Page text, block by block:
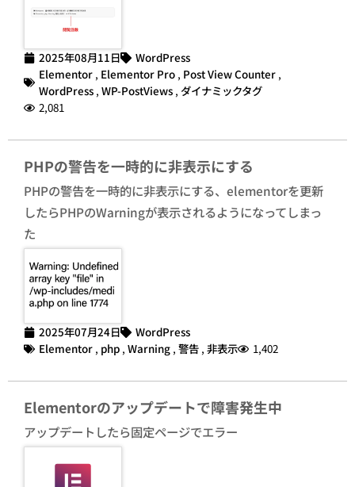
2025年08月11日
WordPress
Elementor , Elementor Pro , Post View Counter ,
WordPress , WP-PostViews , ダイナミックタグ
2,081
PHPの警告を一時的に非表示にする
PHPの警告を一時的に非表示にする、elementorを更新
したらPHPのWarningが表示されるようになってしまっ
た
2025年07月24日
WordPress
Elementor , php , Warning , 警告 , 非表示 1,402
Elementorのアップデートで障害発生中
アップデートしたら固定ページでエラー